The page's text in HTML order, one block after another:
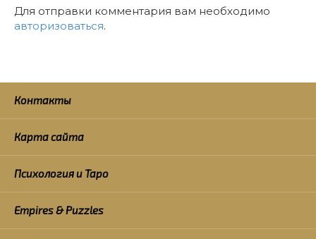
Для отправки комментария вам необходимо
авторизоваться.
Контакты
Карта сайта
Психология и Таро
Empires & Puzzles